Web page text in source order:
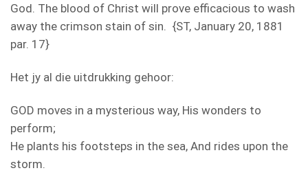
God. The blood of Christ will prove efficacious to wash
away the crimson stain of sin. {ST, January 20, 1881
par. 17}
Het jy al die uitdrukking gehoor:
GOD moves in a mysterious way, His wonders to
perform;
He plants his footsteps in the sea, And rides upon the
storm.